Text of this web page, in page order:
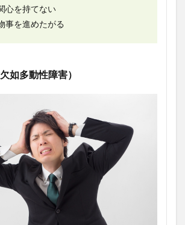
心を持てない
事を進めたがる
如多動性障害）